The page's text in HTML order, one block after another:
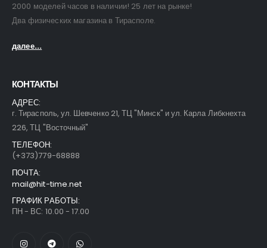
2000 моделей часов в наличии! 25 лет на рынке!
Два физических магазина в Тирасполе.
далее...
КОНТАКТЫ
АДРЕС:
г. Тирасполь, ул. Шевченко 21, ТЦ "Минск" и ул. Карла Либкнехта
226, ТЦ "Восточный"
ТЕЛЕФОН:
(+373)779-68888
ПОЧТА:
mail@hit-time.net
ГРАФИК РАБОТЫ:
ПН - ВС: 10.00 - 17.00